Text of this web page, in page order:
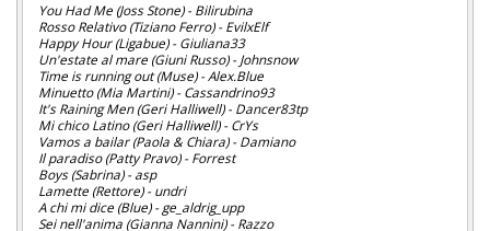
You Had Me (Joss Stone) - Bilirubina
Rosso Relativo (Tiziano Ferro) - EvilxElf
Happy Hour (Ligabue) - Giuliana33
Un'estate al mare (Giuni Russo) - Johnsnow
Time is running out (Muse) - Alex.Blue
Minuetto (Mia Martini) - Cassandrino93
It's Raining Men (Geri Halliwell) - Dancer83tp
Mi chico Latino (Geri Halliwell) - CrYs
Vamos a bailar (Paola & Chiara) - Damiano
Il paradiso (Patty Pravo) - Forrest
Boys (Sabrina) - asp
Lamette (Rettore) - undri
A chi mi dice (Blue) - ge_aldrig_upp
Sei nell'anima (Gianna Nannini) - Razzo